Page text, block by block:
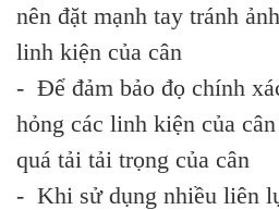
nên đặt mạnh tay tránh
linh kiện của cân
- Để đảm bảo đọ chính
hỏng các linh kiện của
quá tải tải trọng của cân
- Khi sử dụng nhiều liên